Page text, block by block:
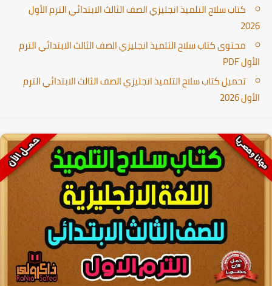
كتاب سلاح التلميذ انجليزي الصف الثالث الابتدائي الترم الأول
2026
محتوى كتاب سلاح التلميذ انجليزي الصف الثالث الابتدائي الترم
الأول PDF
تحميل كتاب سلاح التلميذ انجليزي الصف الثالث الابتدائي الترم
الأول 2026